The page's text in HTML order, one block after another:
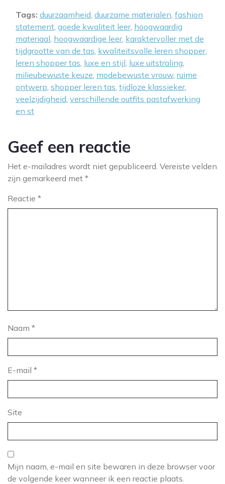
Tags: duurzaamheid, duurzame materialen, fashion
statement, goede kwaliteit leer, hoogwaardig
materiaal, hoogwaardige leer, karaktervoller met de
tijdgrootte van de tas, kwaliteitsvolle leren shopper,
leren shopper tas, luxe en stijl, luxe uitstraling,
milieubewuste keuze, modebewuste vrouw, ruime
ontwerp, shopper leren tas, tijdloze klassieker,
veelzijdigheid, verschillende outfits pastafwerking
en st
Geef een reactie
Het e-mailadres wordt niet gepubliceerd. Vereiste velden
zijn gemarkeerd met *
Reactie *
Naam *
E-mail *
Site
Mijn naam, e-mail en site bewaren in deze browser voor
de volgende keer wanneer ik een reactie plaats.